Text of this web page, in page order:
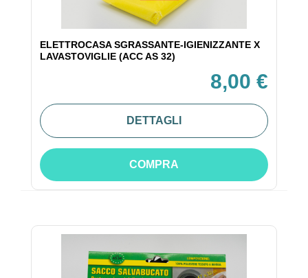
ELETTROCASA SGRASSANTE-IGIENIZZANTE X
LAVASTOVIGLIE (ACC AS 32)
8,00 €
DETTAGLI
COMPRA